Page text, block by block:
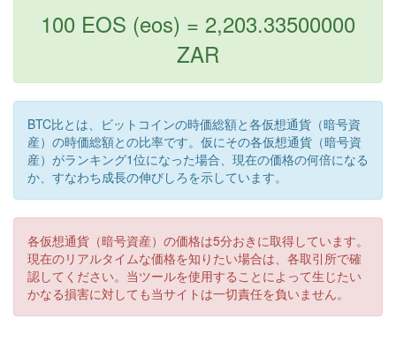
100 EOS (eos) = 2,203.33500000
ZAR
BTC比とは、ビットコインの時価総額と各仮想通貨（暗号資
産）の時価総額との比率です。仮にその各仮想通貨（暗号資
産）がランキング1位になった場合、現在の価格の何倍になる
か、すなわち成長の伸びしろを示しています。
各仮想通貨（暗号資産）の価格は5分おきに取得しています。
現在のリアルタイムな価格を知りたい場合は、各取引所で確
認してください。当ツールを使用することによって生じたい
かなる損害に対しても当サイトは一切責任を負いません。